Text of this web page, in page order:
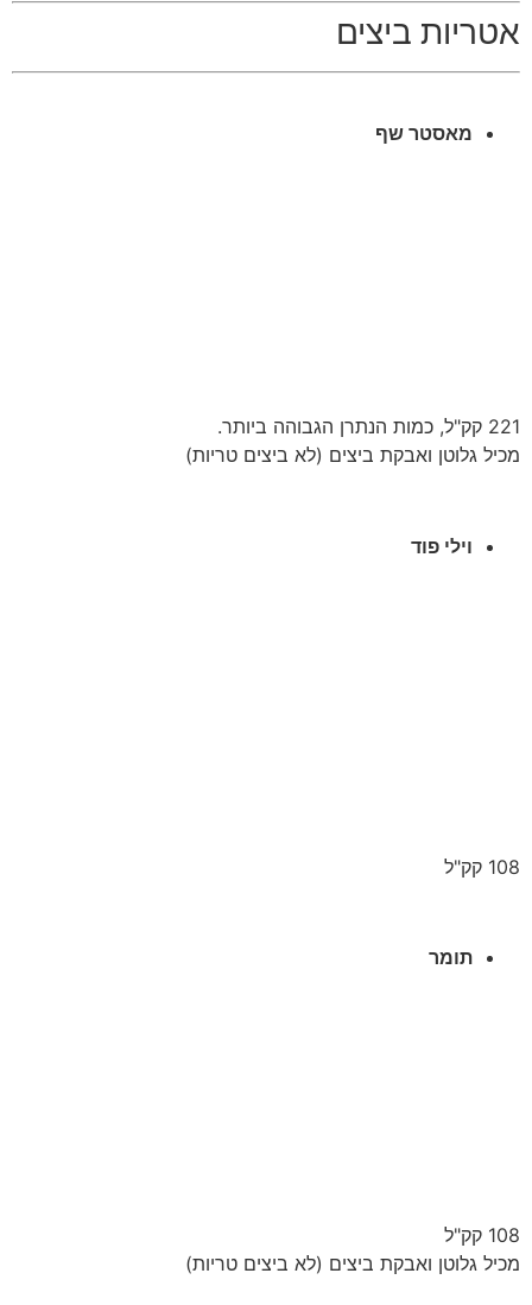
אטריות ביצים
מאסטר שף
221 קק"ל, כמות הנתרן הגבוהה ביותר.
מכיל גלוטן ואבקת ביצים (לא ביצים טריות)
וילי פוד
108 קק"ל
תומר
108 קק"ל
מכיל גלוטן ואבקת ביצים (לא ביצים טריות)